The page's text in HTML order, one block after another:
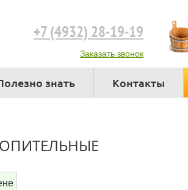
+7 (4932) 28-19-19
Заказать звонок
знать Контакты